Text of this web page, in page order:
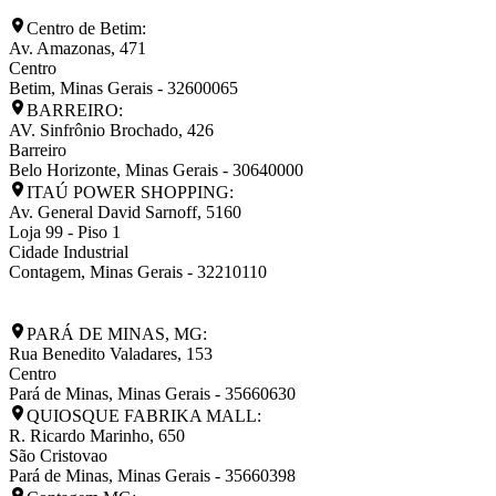
Centro de Betim:
Av. Amazonas, 471
Centro
Betim, Minas Gerais - 32600065
BARREIRO:
AV. Sinfrônio Brochado, 426
Barreiro
Belo Horizonte, Minas Gerais - 30640000
ITAÚ POWER SHOPPING:
Av. General David Sarnoff, 5160
Loja 99 - Piso 1
Cidade Industrial
Contagem, Minas Gerais - 32210110
PARÁ DE MINAS, MG:
Rua Benedito Valadares, 153
Centro
Pará de Minas, Minas Gerais - 35660630
QUIOSQUE FABRIKA MALL:
R. Ricardo Marinho, 650
São Cristovao
Pará de Minas, Minas Gerais - 35660398